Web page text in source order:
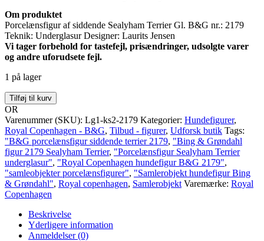
Om produktet
Porcelænsfigur af siddende Sealyham Terrier Gl. B&G nr.: 2179
Teknik: Underglasur Designer: Laurits Jensen
Vi tager forbehold for tastefejl, prisændringer, udsolgte varer
og andre uforudsete fejl.
1 på lager
Siddende
Sealyham
terrier,
Bing
&
Grøndahl
figur
nr.
2179
antal
Tilføj til kurv
OR
Varenummer (SKU): Lg1-ks2-2179 Kategorier: Hundefigurer,
Royal Copenhagen - B&G, Tilbud - figurer, Udforsk butik Tags:
"B&G porcelænsfigur siddende terrier 2179, "Bing & Grøndahl
figur 2179 Sealyham Terrier, "Porcelænsfigur Sealyham Terrier
underglasur", "Royal Copenhagen hundefigur B&G 2179",
"samleobjekter porcelænsfigurer", "Samlerobjekt hundefigur Bing
& Grøndahl", Royal copenhagen, Samlerobjekt Varemærke: Royal
Copenhagen
Beskrivelse
Yderligere information
Anmeldelser (0)